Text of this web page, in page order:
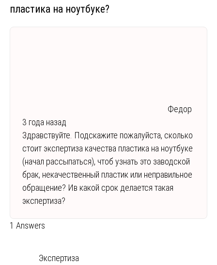
пластика на ноутбуке?
Федор
3 года назад
Здравствуйте. Подскажите пожалуйста, сколько
стоит экспертиза качества пластика на ноутбуке
(начал рассыпаться), чтоб узнать это заводской
брак, некачественный пластик или неправильное
обращение? Ив какой срок делается такая
экспертиза?
1 Answers
Экспертиза